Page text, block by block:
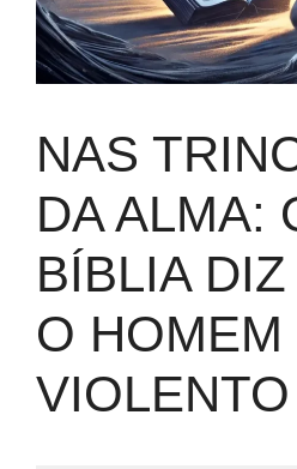
NAS
DA ALMA:
BÍBLIA
O HOMEM
VIOLENTO